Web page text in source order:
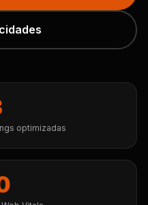
optimizadas